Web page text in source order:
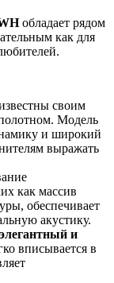
обладает рядом
как для
своим
Модель
и широкий
выражать
как массив
обеспечивает
акустику.
элегантный и
вписывается в